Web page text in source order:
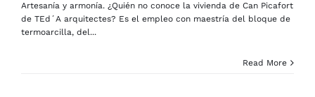
Artesanía y armonía. ¿Quién no conoce la vivienda de Can Picafort
de TEd´A arquitectes? Es el empleo con maestría del bloque de
termoarcilla, del...
Read More